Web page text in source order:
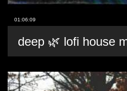
01:06:09
deep 🌿 lofi house